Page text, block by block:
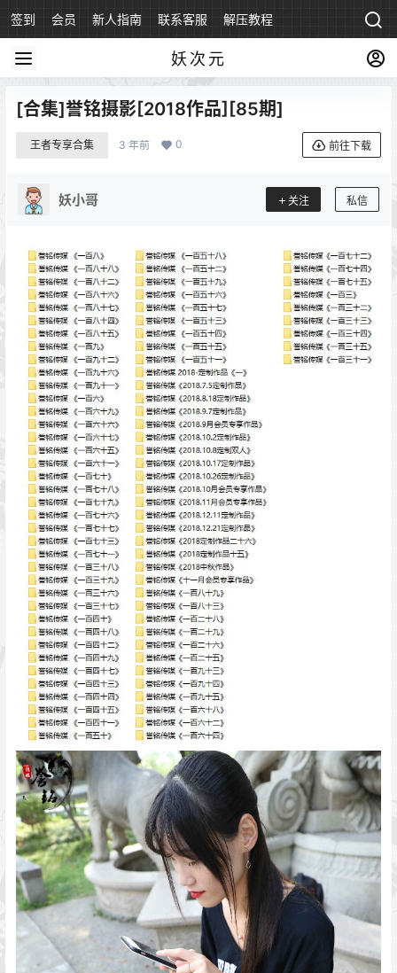
签到 会员 新人指南 联系客服 解压教程
妖次元
[合集]誉铭摄影[2018作品][85期]
王者专享合集 3 年前 0 前往下载
妖小哥 关注 私信